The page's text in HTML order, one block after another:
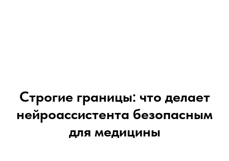
Строгие границы: что делает
нейроассистента безопасным
для медицины